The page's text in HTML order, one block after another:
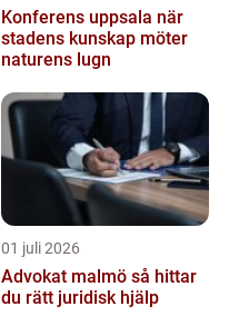
Konferens uppsala när
stadens kunskap möter
naturens lugn
01 juli 2026
Advokat malmö så hittar
du rätt juridisk hjälp